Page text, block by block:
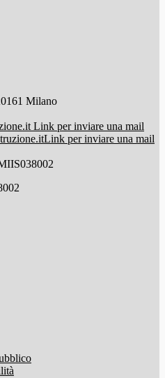
Milano
Link per inviare una mail
Link per inviare una mail